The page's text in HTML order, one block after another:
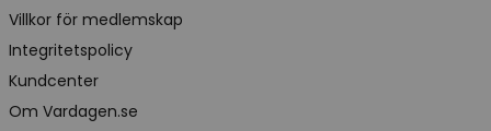
Villkor för medlemskap
Integritetspolicy
Kundcenter
Om Vardagen.se